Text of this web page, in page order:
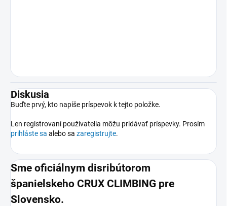
Diskusia
Buďte prvý, kto napíše príspevok k tejto položke.
Len registrovaní používatelia môžu pridávať príspevky. Prosím
prihláste sa alebo sa zaregistrujte.
Sme oficiálnym disribútorom
španielskeho CRUX CLIMBING pre
Slovensko.